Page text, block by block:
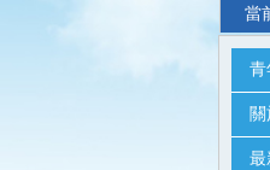
當
關
最